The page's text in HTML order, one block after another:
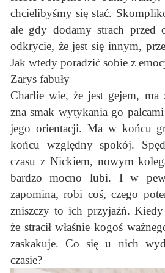
chcielibyśmy się stać.
ale gdy dodamy strach przed
odkrycie, że jest się innym,
Jak wtedy poradzić sobie z
Zarys fabuły
Charlie wie, że jest gejem, ma
zna smak wytykania go
jego orientacji. Ma w końcu
końcu względny spokój.
czasu z Nickiem, nowym
bardzo mocno lubi. I w
zapomina, robi coś, czego
zniszczy to ich przyjaźń.
że stracił właśnie kogoś
zaskakuje. Co się u nich
czasie?